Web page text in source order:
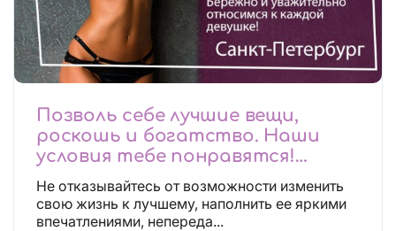
Позволь себе лучшие вещи,
роскошь и богатство. Наши
условия тебе понравятся!
Действительно отличные
условия и поддержка!
Не отказывайтесь от возможности изменить
свою жизнь к лучшему, наполнить ее яркими
впечатлениями, непереда...